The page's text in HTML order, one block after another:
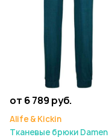
от 6 789 руб.
Alife & Kickin
Тканевые брюки Damen